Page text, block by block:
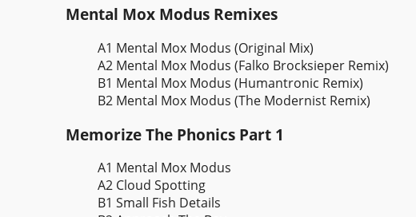
Mental Mox Modus Remixes
A1 Mental Mox Modus (Original Mix)
A2 Mental Mox Modus (Falko Brocksieper Remix)
B1 Mental Mox Modus (Humantronic Remix)
B2 Mental Mox Modus (The Modernist Remix)
Memorize The Phonics Part 1
A1 Mental Mox Modus
A2 Cloud Spotting
B1 Small Fish Details